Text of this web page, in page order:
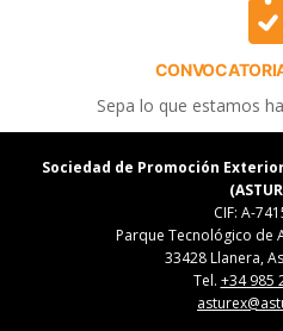
Sepa lo que estamos
Sociedad de Promoción
CIF: A-
Parque Tecnológico de
33428 Llanera,
Tel. +34 985